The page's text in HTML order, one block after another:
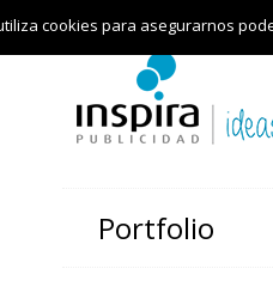
Portfolio
cookies para asegurarnos